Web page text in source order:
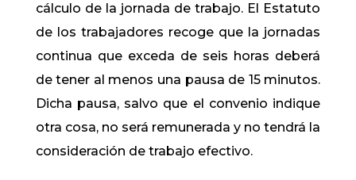
cálculo de la jornada de trabajo. El Estatuto
de los trabajadores recoge que la jornadas
continua que exceda de seis horas deberá
de tener al menos una pausa de 15 minutos.
Dicha pausa, salvo que el convenio indique
otra cosa, no será remunerada y no tendrá la
consideración de trabajo efectivo.